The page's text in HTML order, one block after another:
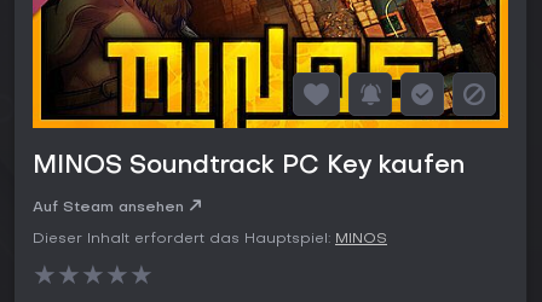
MINOS Soundtrack PC Key kaufen
Auf Steam ansehen
Dieser Inhalt erfordert das Hauptspiel: MINOS
★★★★★